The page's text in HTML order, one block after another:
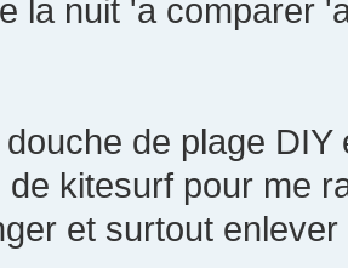
la nuit 'a comparer
douche de plage
de kitesurf pour me
et surtout